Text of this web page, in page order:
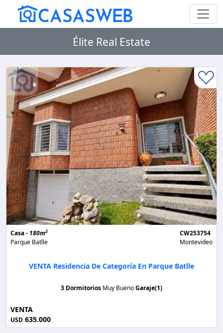
Élite Real Estate
Casa - 180m2
Parque Batlle
CW253754
Montevideo
VENTA Residencia De Categoría En Parque Batlle
3 Dormitorios Muy BuenoGaraje(1)
VENTA
USD 635.000